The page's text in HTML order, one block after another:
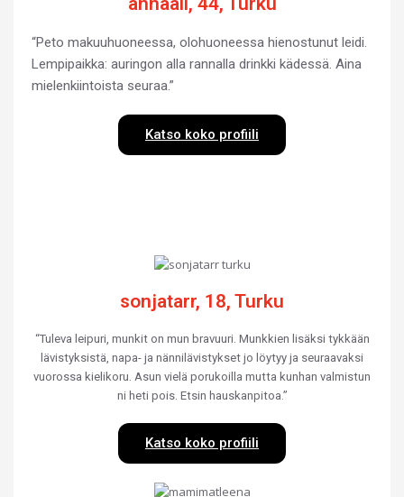
“Peto makuuhuoneessa, olohuoneessa hienostunut leidi.
Lempipaikka: auringon alla rannalla drinkki kädessä. Aina
mielenkiintoista seuraa.”
Katso koko profiili
sonjatarr, 18, Turku
“Tuleva leipuri, munkit on mun bravuuri. Munkkien lisäksi tykkään
lävistyksistä, napa- ja nännilävistykset jo löytyy ja seuraavaksi
vuorossa kielikoru. Asun vielä porukoilla mutta kunhan valmistun
ni heti pois. Etsin hauskanpitoa.”
Katso koko profiili